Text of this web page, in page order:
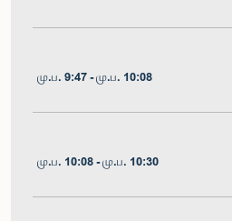
மு.ப. 9:47 - மு.ப. 10:08
மு.ப. 10:08 - மு.ப. 10:30